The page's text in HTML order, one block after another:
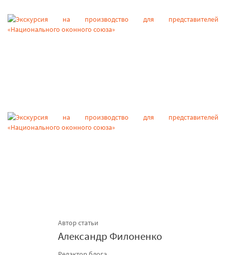
Автор статьи
Александр Филоненко